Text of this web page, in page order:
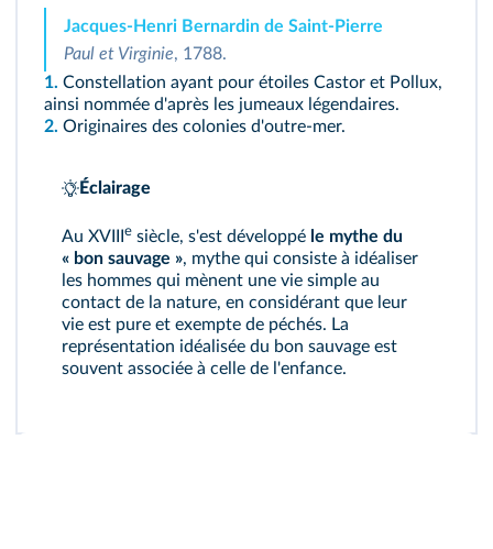
Jacques-Henri Bernardin de Saint-Pierre
Paul et Virginie, 1788.
1. Constellation ayant pour étoiles Castor et Pollux,
ainsi nommée d'après les jumeaux légendaires.
2. Originaires des colonies d'outre-mer.
Éclairage
Au XVIII e siècle, s'est développé le mythe du
« bon sauvage », mythe qui consiste à idéaliser
les hommes qui mènent une vie simple au
contact de la nature, en considérant que leur
vie est pure et exempte de péchés. La
représentation idéalisée du bon sauvage est
souvent associée à celle de l'enfance.